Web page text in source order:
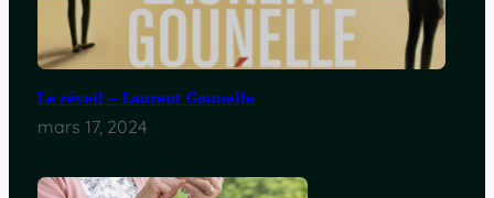
Le réveil – Laurent Gounelle
mars 17, 2024